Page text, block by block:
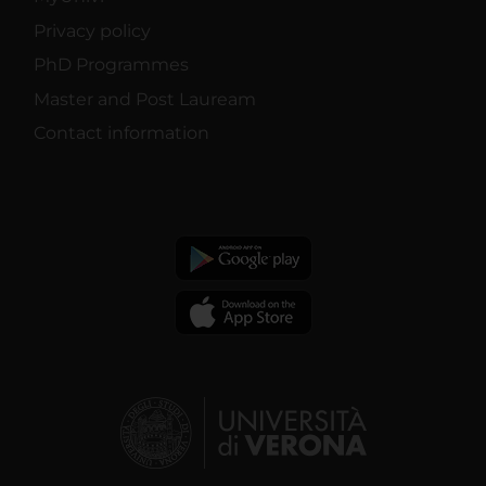
Privacy policy
PhD Programmes
Master and Post Lauream
Contact information